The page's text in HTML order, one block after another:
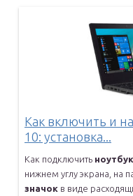
Как включить и
10: установка...
Как подключить ноутбук
нижнем углу экрана, на
значок в виде